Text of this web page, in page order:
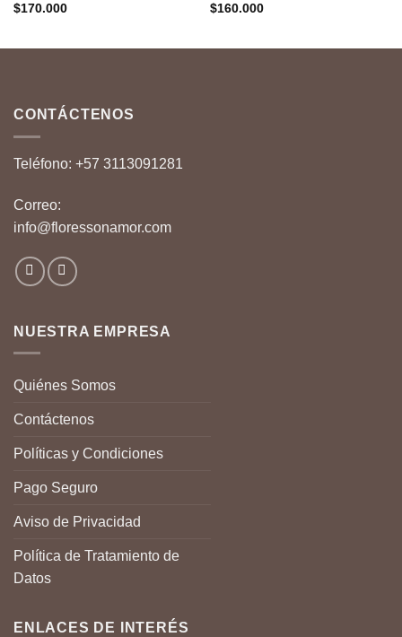
$170.000
$160.000
CONTÁCTENOS
Teléfono: +57 3113091281
Correo:
info@floressonamor.com
NUESTRA EMPRESA
Quiénes Somos
Contáctenos
Políticas y Condiciones
Pago Seguro
Aviso de Privacidad
Política de Tratamiento de
Datos
ENLACES DE INTERÉS